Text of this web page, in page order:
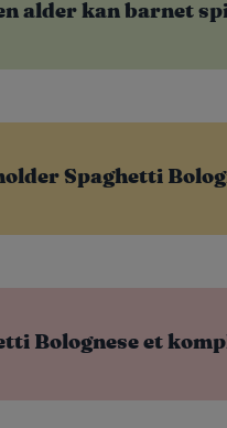
alder kan barnet
Spaghetti
Bolognese et